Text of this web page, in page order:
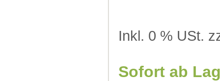
Inkl. 0 % USt.
Sofort ab